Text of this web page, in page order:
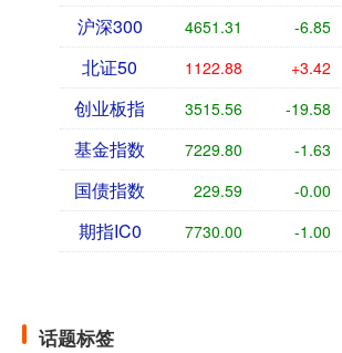
沪深300 4651.31 -6.85
北证50 1122.88 +3.42
创业板指 3515.56 -19.58
基金指数 7229.80 -1.63
国债指数 229.59 -0.00
期指IC0 7730.00 -1.00
话题标签